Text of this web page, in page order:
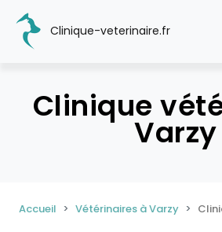
Clinique-veterinaire.fr
Clinique
Varzy
Accueil Vétérinaires à Varzy